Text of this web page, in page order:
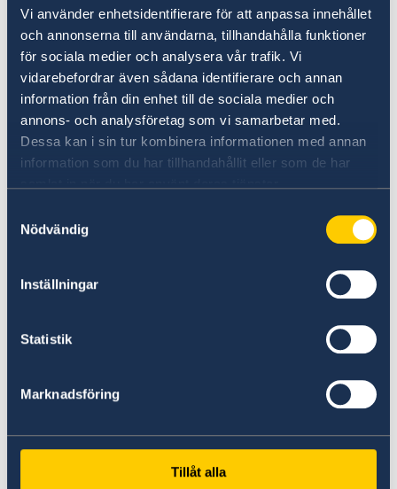
Vi använder enhetsidentifierare för att anpassa innehållet
och annonserna till användarna, tillhandahålla funktioner
för sociala medier och analysera vår trafik. Vi
vidarebefordrar även sådana identifierare och annan
information från din enhet till de sociala medier och
annons- och analysföretag som vi samarbetar med.
Dessa kan i sin tur kombinera informationen med annan
information som du har tillhandahållit eller som de har
Nödvändig
Inställningar
Statistik
Marknadsföring
Tillåt alla
Nästkommande dag välkomnade FN:s
Flyktingorgan (UNHCR) delegationen till en
bosättning i Mantapala, ett flyktingläger som
etablerades 2018 för att ge flyktingar från
Demokratiska Republiken Kongo (DRK) som
korsat gränsen till Zambia via Luapula eller
andra vägar i norr en plats att bo. Dagens
program innehöll ett besök ett One-Stop
Centre för könsbaserat våld, möjlighet att
interagera med Gender Club in School, och
möten med Refugee Central Committee.
En av resans höjdpunkter inträffade på
Mutumboko i Mwansabombwe. Det är den
största festivalen i Luapula provinsen och firas
uppförande av Luba Lundas migration samt
hövdingarna gjort tidigare i historien.